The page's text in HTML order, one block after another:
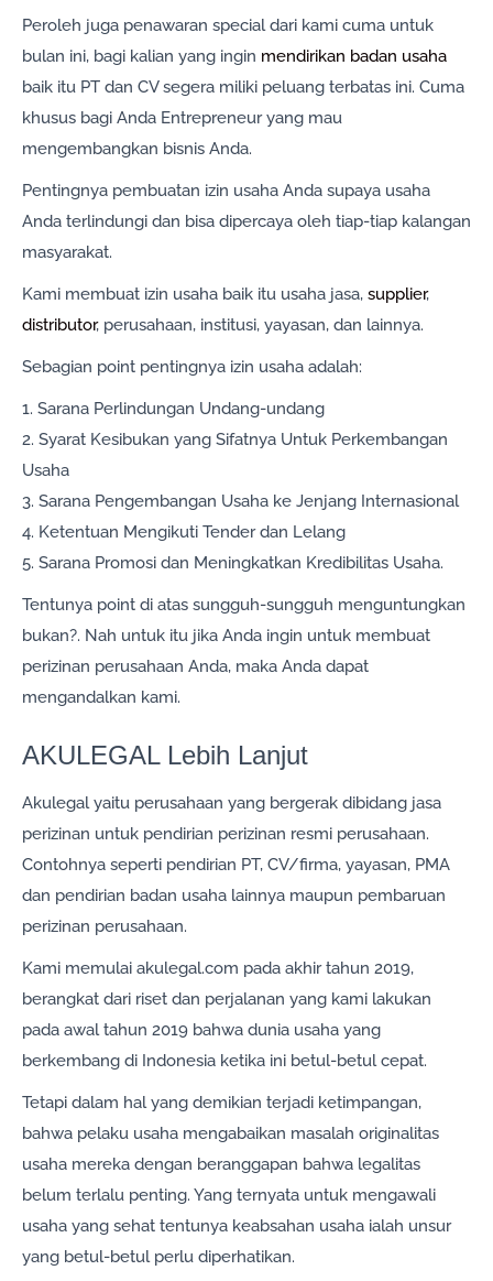
Peroleh juga penawaran special dari kami cuma untuk
bulan ini, bagi kalian yang ingin mendirikan badan usaha
baik itu PT dan CV segera miliki peluang terbatas ini. Cuma
khusus bagi Anda Entrepreneur yang mau
mengembangkan bisnis Anda.
Pentingnya pembuatan izin usaha Anda supaya usaha
Anda terlindungi dan bisa dipercaya oleh tiap-tiap kalangan
masyarakat.
Kami membuat izin usaha baik itu usaha jasa, supplier,
distributor, perusahaan, institusi, yayasan, dan lainnya.
Sebagian point pentingnya izin usaha adalah:
1. Sarana Perlindungan Undang-undang
2. Syarat Kesibukan yang Sifatnya Untuk Perkembangan
Usaha
3. Sarana Pengembangan Usaha ke Jenjang Internasional
4. Ketentuan Mengikuti Tender dan Lelang
5. Sarana Promosi dan Meningkatkan Kredibilitas Usaha.
Tentunya point di atas sungguh-sungguh menguntungkan
bukan?. Nah untuk itu jika Anda ingin untuk membuat
perizinan perusahaan Anda, maka Anda dapat
mengandalkan kami.
AKULEGAL Lebih Lanjut
Akulegal yaitu perusahaan yang bergerak dibidang jasa
perizinan untuk pendirian perizinan resmi perusahaan.
Contohnya seperti pendirian PT, CV/firma, yayasan, PMA
dan pendirian badan usaha lainnya maupun pembaruan
perizinan perusahaan.
Kami memulai akulegal.com pada akhir tahun 2019,
berangkat dari riset dan perjalanan yang kami lakukan
pada awal tahun 2019 bahwa dunia usaha yang
berkembang di Indonesia ketika ini betul-betul cepat.
Tetapi dalam hal yang demikian terjadi ketimpangan,
bahwa pelaku usaha mengabaikan masalah originalitas
usaha mereka dengan beranggapan bahwa legalitas
belum terlalu penting. Yang ternyata untuk mengawali
usaha yang sehat tentunya keabsahan usaha ialah unsur
yang betul-betul perlu diperhatikan.